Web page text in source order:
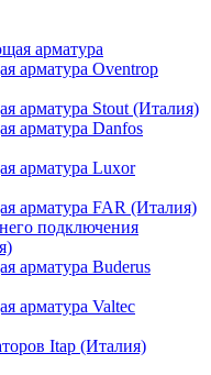
арматура
арматура Oventrop
арматура Stout (Италия)
арматура Danfos
арматура Luxor
арматура FAR (Италия)
подключения
арматура Buderus
арматура Valtec
Itap (Италия)